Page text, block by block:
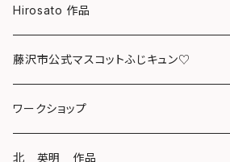
クリアファイル
マグカップ
スマホケース
キーホルダー
Hirosato 作品
藤沢市公式マスコットふじキュン♡
クリアファイル
ボールペン
ワークショップ
海レジンアートボード
北 英明 作品